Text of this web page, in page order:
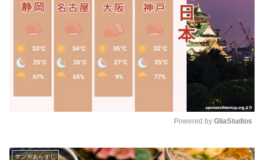
u
Powered by GliaStudios
マンガあらすじ